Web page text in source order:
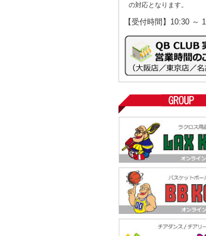
の対応となります。
【受付時間】10:30 ～